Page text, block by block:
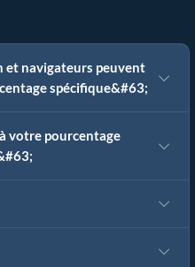
et navigateurs peuvent
spécifique&#63;
votre pourcentage